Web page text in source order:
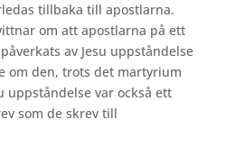
tillbaka till apostlarna.
om att apostlarna på ett
av Jesu uppståndelse
om den, trots det martyrium
uppståndelse var också ett
som de skrev till